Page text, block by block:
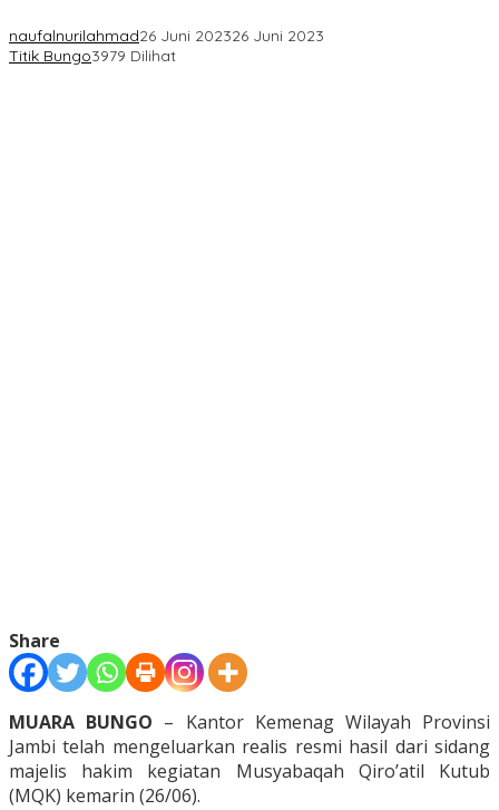
naufalnurilahmad26 Juni 202326 Juni 2023
Titik Bungo3979 Dilihat
Share
MUARA BUNGO – Kantor Kemenag Wilayah Provinsi
Jambi telah mengeluarkan realis resmi hasil dari sidang
majelis hakim kegiatan Musyabaqah Qiro’atil Kutub
(MQK) kemarin (26/06).